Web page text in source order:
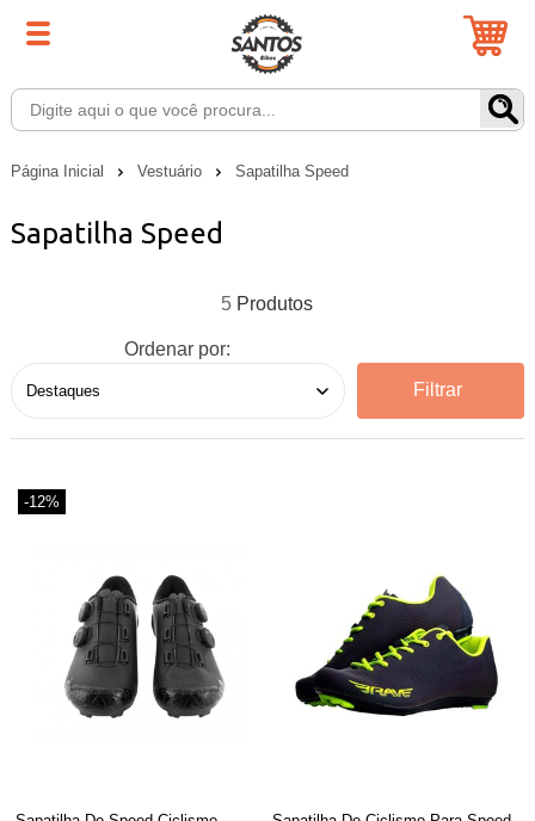
Página Inicial Vestuário Sapatilha Speed
Sapatilha Speed
5
Ordenar por:
Filtrar
-12%